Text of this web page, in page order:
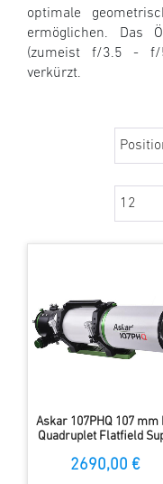
optimale
ermöglichen. Das
(zumeist f/3.5 - f/
verkürzt.
Askar 107PHQ 107 mm
Quadruplet Flatfield
2690,00 €